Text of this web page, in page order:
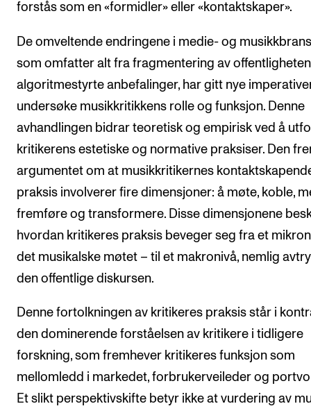
forstås som en «formidler» eller «kontaktskaper».
De omveltende endringene i medie- og
som omfatter alt fra fragmentering av
algoritmestyrte anbefalinger, har gitt nye
undersøke musikkritikkens rolle og funksjon. Denne
avhandlingen bidrar teoretisk og empirisk ved å
kritikerens estetiske og normative praksiser. Den
argumentet om at musikkritikernes
praksis involverer fire dimensjoner: å møte, koble,
fremføre og transformere. Disse dimensjonene
hvordan kritikeres praksis beveger seg fra et
det musikalske møtet – til et makronivå, nemlig
den offentlige diskursen.
Denne fortolkningen av kritikeres praksis står i
den dominerende forståelsen av kritikere i tidligere
forskning, som fremhever kritikeres funksjon som
mellomledd i markedet, forbrukerveileder og
Et slikt perspektivskifte betyr ikke at vurdering av